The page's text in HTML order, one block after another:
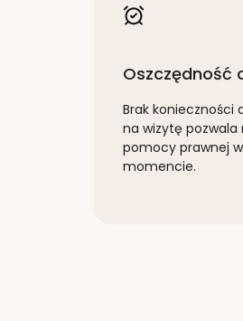
Oszczędność
Brak konieczności
na wizytę pozwala
pomocy prawnej
momencie.